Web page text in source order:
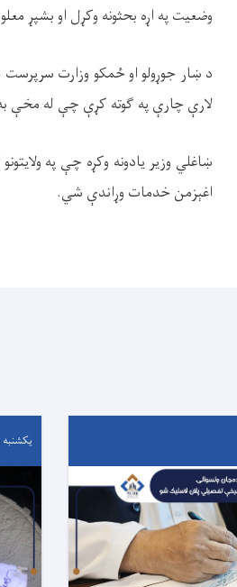
وضعیت په اړه بحثونه وکړل او بشپړ
د ښار جوړولو او ځمکو وزارت سرپرست
لارې چارې په ګوته کړې چې له مخې
ښاغلي وزیر یادونه وکړه چې په
اغېزمن خدمات وړاندې شي.
یکشنبه ۱۴۰۵/۵/۱۸ - ۹:۴۲